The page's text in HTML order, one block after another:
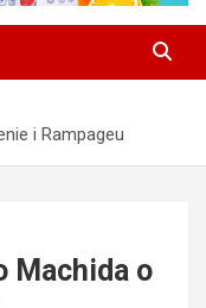
i Rampageu
Machida o